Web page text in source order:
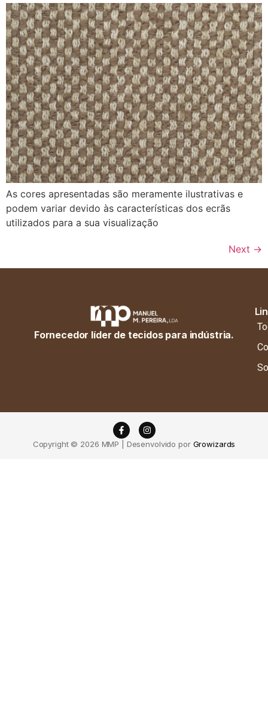
As cores apresentadas são meramente ilustrativas e
podem variar devido às características dos ecrãs
utilizados para a sua visualização
Next →
Fornecedor líder de tecidos para indústria.
Copyright © 2026 MMP | Desenvolvido por Growizards